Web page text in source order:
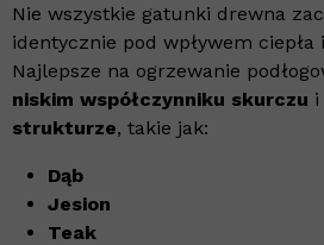
Nie wszystkie gatunki drewna
identycznie pod wpływem ciepła
Najlepsze na ogrzewanie
niskim współczynniku skurczu i
strukturze, takie jak:
Dąb
Jesion
Teak